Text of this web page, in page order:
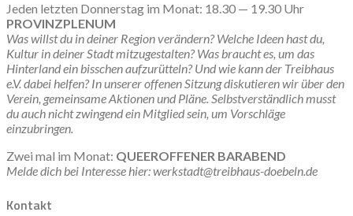
Jeden letzten Donnerstag im Monat: 18.30 — 19.30 Uhr
PROVINZPLENUM
Was willst du in deiner Region verändern? Welche Ideen hast du,
Kultur in deiner Stadt mitzugestalten? Was braucht es, um das
Hinterland ein bisschen aufzurütteln? Und wie kann der Treibhaus
e.V. dabei helfen? In unserer offenen Sitzung diskutieren wir über den
Verein, gemeinsame Aktionen und Pläne. Selbstverständlich musst
du auch nicht zwingend ein Mitglied sein, um Vorschläge
einzubringen.
Zwei mal im Monat: QUEEROFFENER BARABEND
Melde dich bei Interesse hier: werkstadt@treibhaus-doebeln.de
Kontakt